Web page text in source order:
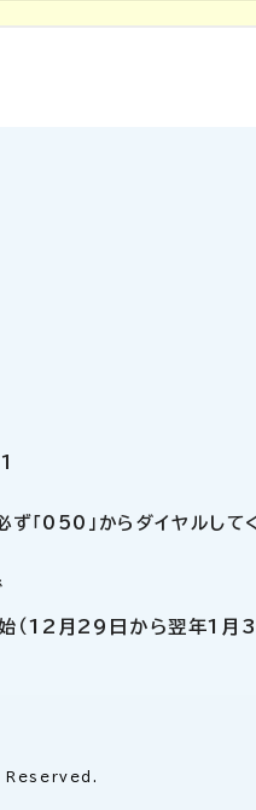
050」からダイヤルしてく
始（12月29日から翌年1月3